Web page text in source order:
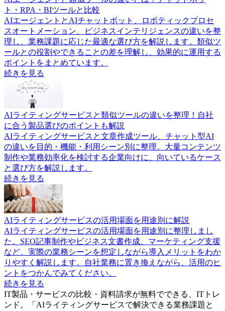
ト・RPA・BIツールと比較
AIエージェントとAIチャットボット、ロボティックプロセ
スオートメーション、ビジネスインテリジェンスの違いを整
理し、業務課題に応じた最適な選び方を解説します。類似ツ
ールとの役割やできることの差を理解し、効果的に運用する
ポイントをまとめています。
続きを見る
AIライティングサービスと類似ツールの違いを整理！自社
に合う製品選びのポイントも解説
AIライティングサービスと文章作成ツール、チャット型AI
の違いを目的・機能・利用シーン別に整理。大量コンテンツ
制作や業務効率化を検討する企業向けに、向いているケース
と選び方を解説します。
続きを見る
AIライティングサービスの活用場面を用途別に解説
AIライティングサービスの活用場面を用途別に整理しまし
た。SEO記事制作やビジネス文書作成、マーケティング支援
など、実際の業務シーンを想定しながら導入メリットをわか
りやすく解説します。自社業務に置き換えながら、活用のヒ
ントをつかんでみてください。
続きを見る
IT製品・サービスの比較・資料請求が無料でできる、ITトレ
ンド。「 AIライティングサービスで解決できる業務課題と